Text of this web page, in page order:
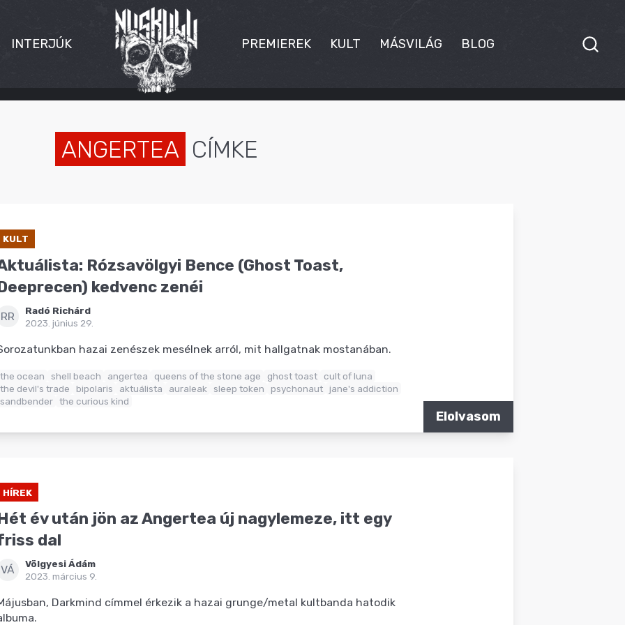
INTERJÚK PREMIEREK KULT MÁSVILÁG BLOG
ANGERTEA CÍMKE
KULT
Rózsavölgyi Bence (Ghost Toast,
kedvenc zenéi
RR
Radó Richárd
2023. június 29.
hazai zenészek mesélnek arról, mit hallgatnak mostanában.
the ocean shell beach angertea queens of the stone age ghost toast cult of luna
the devil's trade
bipolaris aktuálista auraleak sleep token psychonaut jane's addiction
sandbender the curious kind
Elolvasom
HÍREK
év után jön az Angertea új nagylemeze, itt egy
dal
VÁ
Völgyesi Ádám
2023. március 9.
Darkmind címmel érkezik a hazai grunge/metal kultbanda hatodik